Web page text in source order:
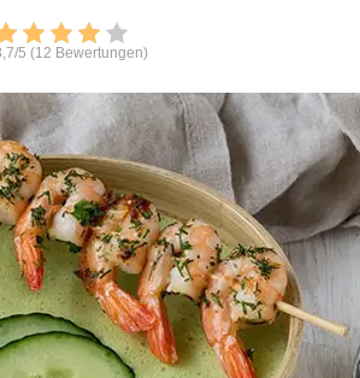
Bewerten
5 (12 Bewertungen)